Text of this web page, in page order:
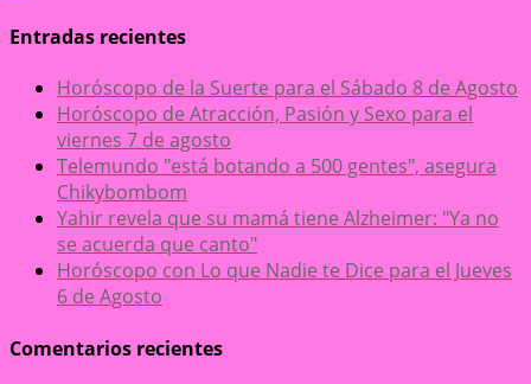
Entradas recientes
Horóscopo de la Suerte para el Sábado 8 de Agosto
Horóscopo de Atracción, Pasión y Sexo para el
viernes 7 de agosto
Telemundo "está botando a 500 gentes", asegura
Chikybombom
Yahir revela que su mamá tiene Alzheimer: "Ya no
se acuerda que canto"
Horóscopo con Lo que Nadie te Dice para el Jueves
6 de Agosto
Comentarios recientes